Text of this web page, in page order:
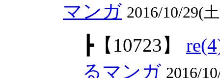
マンガ 2016/10/29(
┣【10723】
るマンガ 2016/